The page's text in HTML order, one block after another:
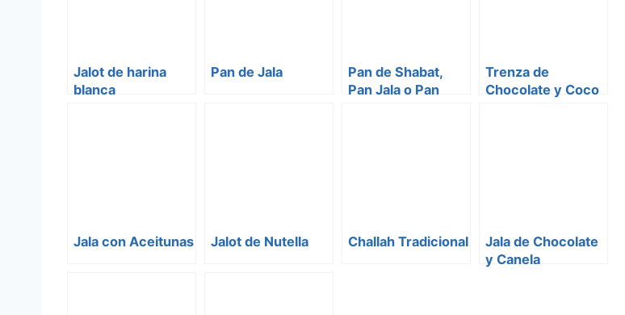
Jalot de harina
blanca
Pan de Jala
Pan de Shabat,
Pan Jala o Pan
Trenza de
Chocolate y Coco
Jala con Aceitunas Jalot de Nutella Challah Tradicional
Jala de Chocolate
y Canela